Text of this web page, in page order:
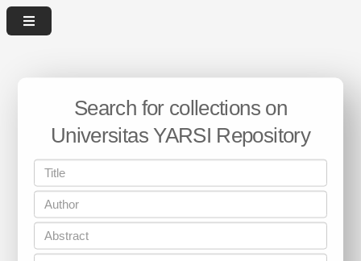
Search for collections on
Universitas YARSI Repository